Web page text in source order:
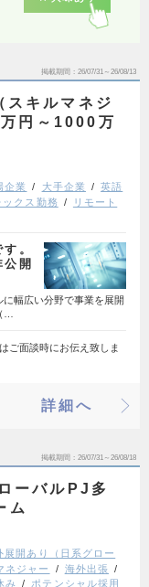
掲載期間 26/07/31～26/08/13
スキルマネジ
円～1000万
企業 大手企業
英語
ックス勤務
リモート
。
開
に幅広い分野で事業を展開
…
ご面談時にお伝え致しま
詳細へ
掲載期間 26/07/31～26/08/18
ーバルPJ多
ム
展開あり（日系グロー
ネジャー
海外出張
み
ポテンシャル採用